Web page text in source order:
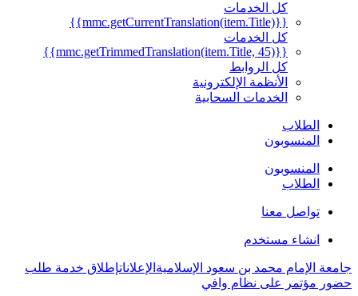
كل الخدمات
كل الخدمات
كل الروابط
الأنظمة الإلكترونية
الخدمات السحابية
الطلاب
المنسوبون
المنسوبون
الطلاب
تواصل معنا
انشاء مستخدم
الإمام محمد بن سعود الإسلاميةالإعلانات إطلاق خدمة طلب
على نظام وافي